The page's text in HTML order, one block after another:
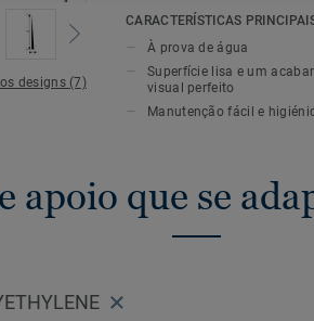
designs (7)
estar entre o pavimento
apoio em PVC são
húmidos e
CARACTERÍSTICAS
À prova de água
Superfície lisa e um
visual perfeito
Manutenção fácil e
que se